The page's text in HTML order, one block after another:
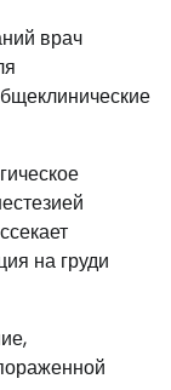
врач
на груди